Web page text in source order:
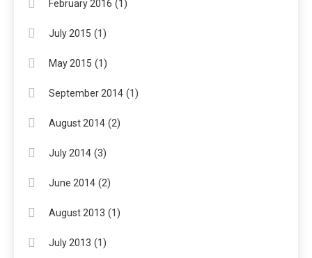
February 2016 (1)
July 2015 (1)
May 2015 (1)
September 2014 (1)
August 2014 (2)
July 2014 (3)
June 2014 (2)
August 2013 (1)
July 2013 (1)